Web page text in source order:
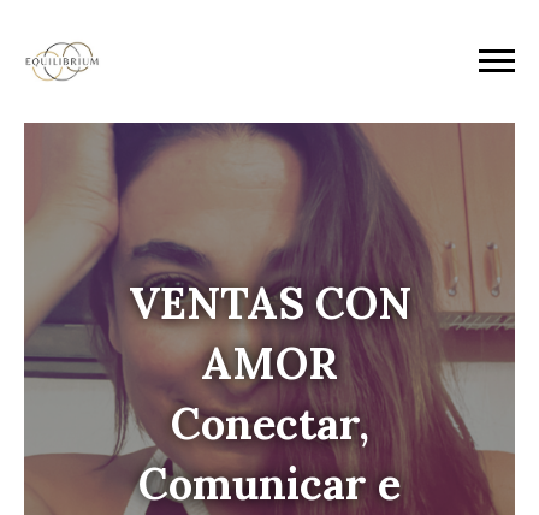
VENTAS CON
AMOR
Conectar,
Comunicar e